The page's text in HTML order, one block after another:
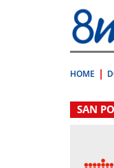
a:
HOME
.
SAN